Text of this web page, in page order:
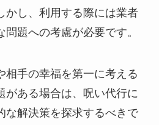
かし、利用する際には業者
題への考慮が必要です。
相手の幸福を第一に考える
がある場合は、呪い代行に
な解決策を探求するべきで